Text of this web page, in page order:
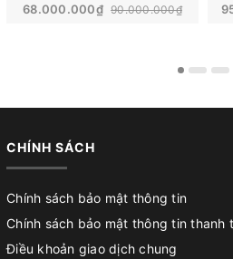
68.000.000₫ 90.000.000₫
CHÍNH SÁCH
Chính sách bảo mật thông tin
Chính sách bảo mật thông tin thanh
Điều khoản giao dịch chung